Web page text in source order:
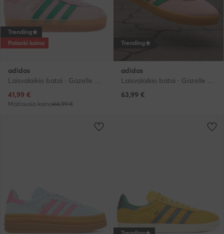
Trending
Palanki kaina
adidas
Laisvalaikio batai · Gazelle · Rožinė
Dabartinė kaina
41,99 €
Mažiausia kaina44,99 €
Trending
adidas
Laisvalaikio batai · Gazelle · Rožinė
63,99 €